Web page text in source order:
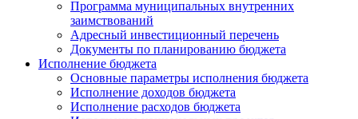
Программа муниципальных внутренних
заимствований
Адресный инвестиционный перечень
Документы по планированию бюджета
Исполнение бюджета
Основные параметры исполнения бюджета
Исполнение доходов бюджета
Исполнение расходов бюджета